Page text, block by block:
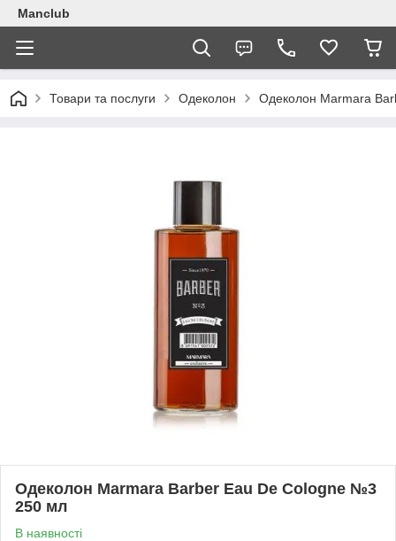
Manclub
Товари та послуги Одеколон Одеколон Marmara
Одеколон Marmara Barber Eau De Cologne №3
250 мл
В наявності